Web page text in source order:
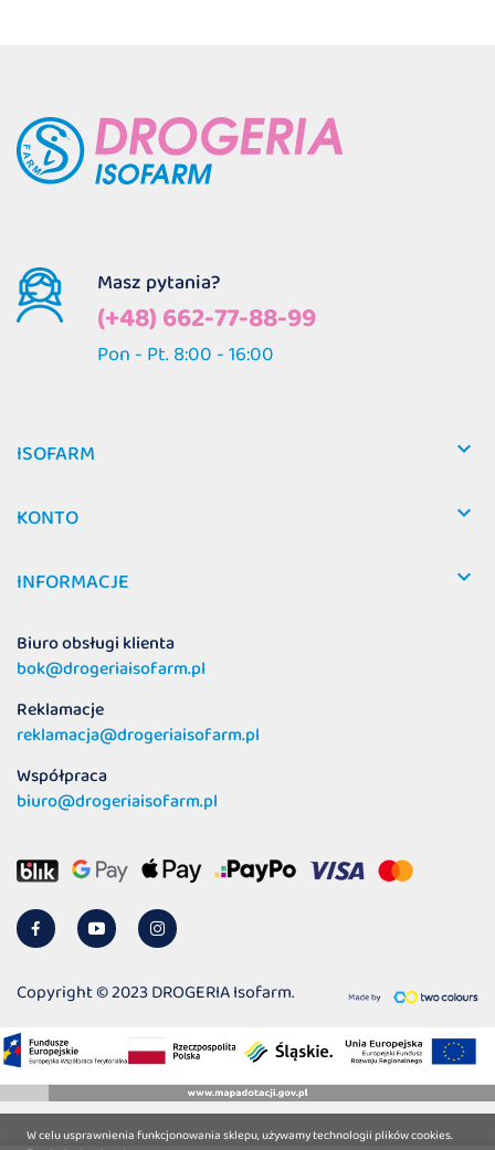
Masz pytania?
(+48) 662-77-88-99
Pon - Pt. 8:00 - 16:00
ISOFARM 
KONTO 
INFORMACJE 
Biuro obsługi klienta
bok@drogeriaisofarm.pl
Reklamacje
reklamacja@drogeriaisofarm.pl
Współpraca
biuro@drogeriaisofarm.pl
Copyright © 2023 DROGERIA Isofarm.
W celu usprawnienia funkcjonowania sklepu, używamy technologii plików cookies.